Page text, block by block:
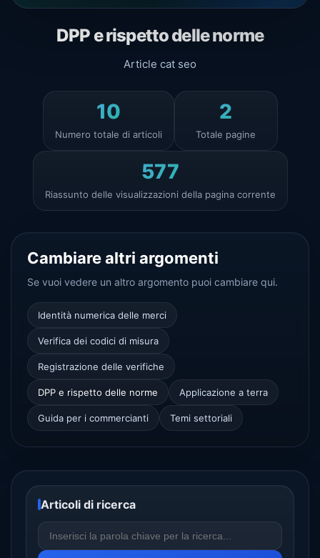
DPP e rispetto delle norme
Article cat seo
10
Numero totale di articoli
2
Totale pagine
577
Riassunto delle visualizzazioni della pagina corrente
Cambiare altri argomenti
Se vuoi vedere un altro argomento puoi cambiare qui.
Identità numerica delle merci
Verifica dei codici di misura
Registrazione delle verifiche
DPP e rispetto delle norme Applicazione a terra
Guida per i commercianti Temi settoriali
Articoli di ricerca